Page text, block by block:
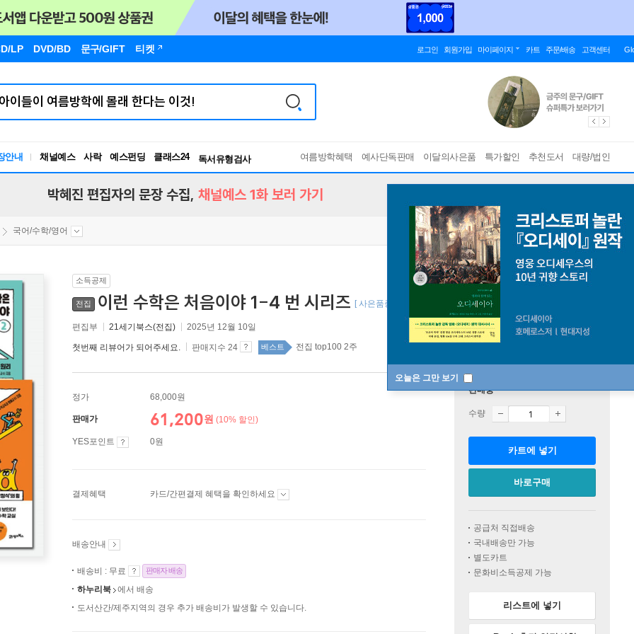
LP DVD/BD 문구/GIFT 티켓 로그인 회원가입 마이페이지 카트 주문/배송 고객센터
안내 채널예스 사락 예스펀딩 클래스24
독서유형검사
여름방학혜택 예사단독판매 이달의사은품 특가할인 추천도서 대량/법인
오늘은 그만 보기
박혜진 편집자의 문장 수집, 채널예스 1화 보러 가기
국어/수학/영어
소득공제
전집 이런 수학은 처음이야 1-4 번 시리즈 [ 사은품증정/전4권 ]
편집부 21세기북스(전집) 2025년 12월 10일
첫번째 리뷰어가 되어주세요. 판매지수 24 베스트 전집 top100 2주
정가 68,000원
판매가 61,200원 (10% 할인)
YES포인트 0원
결제혜택 카드/간편결제 혜택을 확인하세요
배송안내
배송비 : 무료 판매자 배송
하누리북
에서 배송
도서산간/제주지역의 경우 추가 배송비가 발생할 수 있습니다.
판매중
수량
카트에 넣기
바로구매
공급처 직접배송
국내배송만 가능
별도카트
문화비소득공제 가능
리스트에 넣기